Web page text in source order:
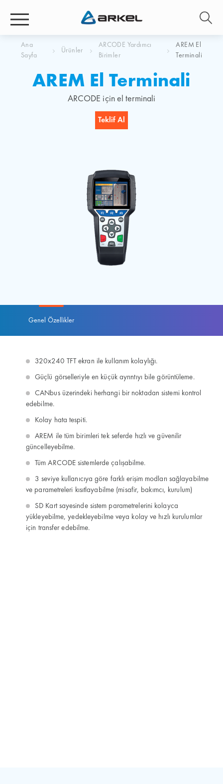
Ana
Sayfa
Ürünler
ARCODE Yardımcı
Birimler
AREM El
Terminali
AREM El Terminali
ARCODE için el terminali
Genel Özellikler
320x240 TFT ekran ile kullanım kolaylığı.
Güçlü görselleriyle en küçük ayrıntıyı bile görüntüleme.
CANbus üzerindeki herhangi bir noktadan sistemi kontrol
edebilme.
Kolay hata tespiti.
AREM ile tüm birimleri tek seferde hızlı ve güvenilir
güncelleyebilme.
Tüm ARCODE sistemlerde çalışabilme.
3 seviye kullanıcıya göre farklı erişim modları sağlayabilme
ve parametreleri kısıtlayabilme (misafir, bakımcı, kurulum)
SD Kart sayesinde sistem parametrelerini kolayca
yükleyebilme, yedekleyebilme veya kolay ve hızlı kurulumlar
için transfer edebilme.